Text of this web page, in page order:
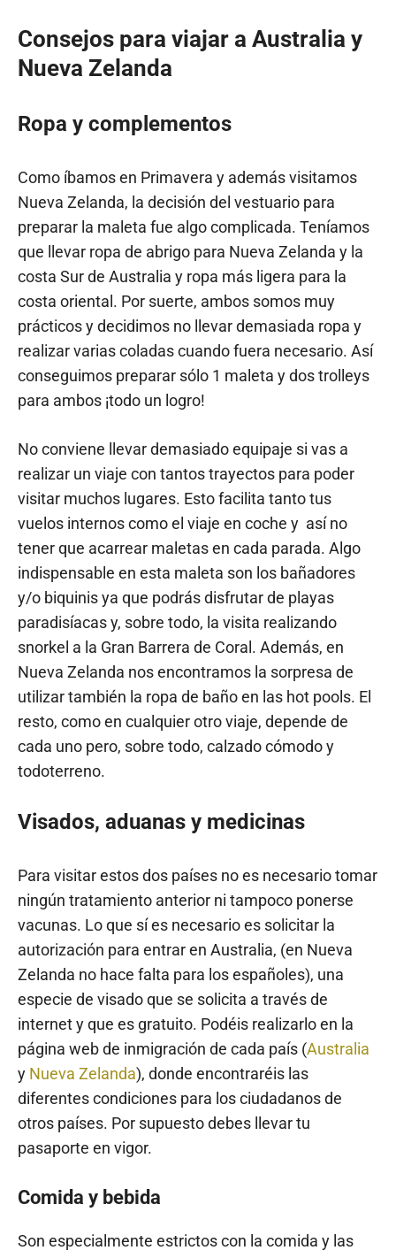
Consejos para viajar a Australia y
Nueva Zelanda
Ropa y complementos
Como íbamos en Primavera y además visitamos
Nueva Zelanda, la decisión del vestuario para
preparar la maleta fue algo complicada. Teníamos
que llevar ropa de abrigo para Nueva Zelanda y la
costa Sur de Australia y ropa más ligera para la
costa oriental. Por suerte, ambos somos muy
prácticos y decidimos no llevar demasiada ropa y
realizar varias coladas cuando fuera necesario. Así
conseguimos preparar sólo 1 maleta y dos trolleys
para ambos ¡todo un logro!
No conviene llevar demasiado equipaje si vas a
realizar un viaje con tantos trayectos para poder
visitar muchos lugares. Esto facilita tanto tus
vuelos internos como el viaje en coche y así no
tener que acarrear maletas en cada parada. Algo
indispensable en esta maleta son los bañadores
y/o biquinis ya que podrás disfrutar de playas
paradisíacas y, sobre todo, la visita realizando
snorkel a la Gran Barrera de Coral. Además, en
Nueva Zelanda nos encontramos la sorpresa de
utilizar también la ropa de baño en las hot pools. El
resto, como en cualquier otro viaje, depende de
cada uno pero, sobre todo, calzado cómodo y
todoterreno.
Visados, aduanas y medicinas
Para visitar estos dos países no es necesario tomar
ningún tratamiento anterior ni tampoco ponerse
vacunas. Lo que sí es necesario es solicitar la
autorización para entrar en Australia, (en Nueva
Zelanda no hace falta para los españoles), una
especie de visado que se solicita a través de
internet y que es gratuito. Podéis realizarlo en la
página web de inmigración de cada país (Australia
y Nueva Zelanda), donde encontraréis las
diferentes condiciones para los ciudadanos de
otros países. Por supuesto debes llevar tu
pasaporte en vigor.
Comida y bebida
Son especialmente estrictos con la comida y las